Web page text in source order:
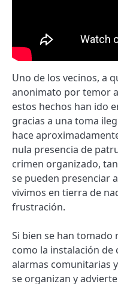
Uno de los vecinos, a
anonimato por temor
estos hechos han ido
gracias a una toma
hace
nula presencia de
crimen organizado,
se pueden presenciar
vivimos en tierra de
frustración.
Si bien se han tomado
como la instalación de
alarmas comunitarias
se organizan y